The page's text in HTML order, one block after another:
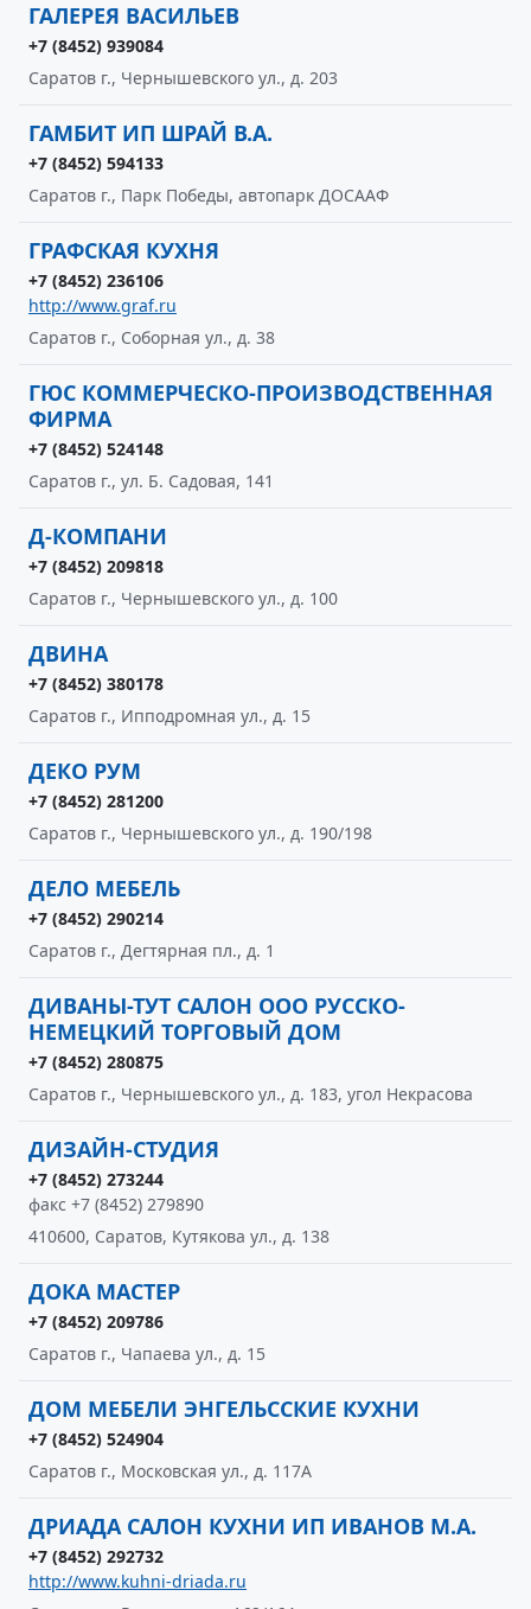
ГАЛЕРЕЯ ВАСИЛЬЕВ
+7 (8452) 939084
Саратов г., Чернышевского ул., д. 203
ГАМБИТ ИП ШРАЙ В.А.
+7 (8452) 594133
Саратов г., Парк Победы, автопарк ДОСААФ
ГРАФСКАЯ КУХНЯ
+7 (8452) 236106
http://www.graf.ru
Саратов г., Соборная ул., д. 38
ГЮС КОММЕРЧЕСКО-ПРОИЗВОДСТВЕННАЯ
ФИРМА
+7 (8452) 524148
Саратов г., ул. Б. Садовая, 141
Д-КОМПАНИ
+7 (8452) 209818
Саратов г., Чернышевского ул., д. 100
ДВИНА
+7 (8452) 380178
Саратов г., Ипподромная ул., д. 15
ДЕКО РУМ
+7 (8452) 281200
Саратов г., Чернышевского ул., д. 190/198
ДЕЛО МЕБЕЛЬ
+7 (8452) 290214
Саратов г., Дегтярная пл., д. 1
ДИВАНЫ-ТУТ САЛОН ООО РУССКО-
НЕМЕЦКИЙ ТОРГОВЫЙ ДОМ
+7 (8452) 280875
Саратов г., Чернышевского ул., д. 183, угол Некрасова
ДИЗАЙН-СТУДИЯ
+7 (8452) 273244
факс +7 (8452) 279890
410600, Саратов, Кутякова ул., д. 138
ДОКА МАСТЕР
+7 (8452) 209786
Саратов г., Чапаева ул., д. 15
ДОМ МЕБЕЛИ ЭНГЕЛЬССКИЕ КУХНИ
+7 (8452) 524904
Саратов г., Московская ул., д. 117А
ДРИАДА САЛОН КУХНИ ИП ИВАНОВ М.А.
+7 (8452) 292732
http://www.kuhni-driada.ru